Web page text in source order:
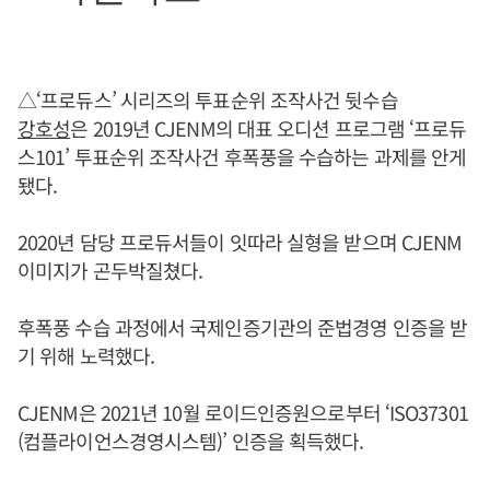
△‘프로듀스’ 시리즈의 투표순위 조작사건 뒷수습
강호성은 2019년 CJENM의 대표 오디션 프로그램 ‘프로듀
스101’ 투표순위 조작사건 후폭풍을 수습하는 과제를 안게
됐다.
2020년 담당 프로듀서들이 잇따라 실형을 받으며 CJENM
이미지가 곤두박질쳤다.
후폭풍 수습 과정에서 국제인증기관의 준법경영 인증을 받
기 위해 노력했다.
CJENM은 2021년 10월 로이드인증원으로부터 ‘ISO37301
(컴플라이언스경영시스템)’ 인증을 획득했다.